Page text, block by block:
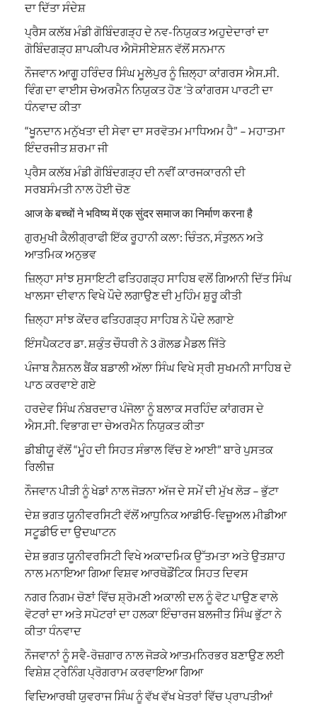
ਦਾ ਦਿੱਤਾ ਸੰਦੇਸ਼
ਪ੍ਰੈਸ ਕਲੱਬ ਮੰਡੀ ਗੋਬਿੰਦਗੜ੍ਹ ਦੇ ਨਵ-ਨਿਯੁਕਤ ਅਹੁਦੇਦਾਰਾਂ ਦਾ
ਗੋਬਿੰਦਗੜ੍ਹ ਸ਼ਾਪਕੀਪਰ ਐਸੋਸੀਏਸ਼ਨ ਵੱਲੋਂ ਸਨਮਾਨ
ਨੌਜਵਾਨ ਆਗੂ ਹਰਿੰਦਰ ਸਿੰਘ ਮੂਲੇਪੁਰ ਨੂੰ ਜ਼ਿਲ੍ਹਾ ਕਾਂਗਰਸ ਐਸ.ਸੀ.
ਵਿੰਗ ਦਾ ਵਾਈਸ ਚੇਅਰਮੈਨ ਨਿਯੁਕਤ ਹੋਣ ‘ਤੇ ਕਾਂਗਰਸ ਪਾਰਟੀ ਦਾ
ਧੰਨਵਾਦ ਕੀਤਾ
“ਖੂਨਦਾਨ ਮਨੁੱਖਤਾ ਦੀ ਸੇਵਾ ਦਾ ਸਰਵੋਤਮ ਮਾਧਿਅਮ ਹੈ” – ਮਹਾਤਮਾ
ਇੰਦਰਜੀਤ ਸ਼ਰਮਾ ਜੀ
ਪ੍ਰੈਸ ਕਲੱਬ ਮੰਡੀ ਗੋਬਿੰਦਗੜ੍ਹ ਦੀ ਨਵੀਂ ਕਾਰਜਕਾਰਨੀ ਦੀ
ਸਰਬਸੰਮਤੀ ਨਾਲ ਹੋਈ ਚੋਣ
आज के बच्चों ने भविष्य में एक सुंदर समाज का निर्माण करना है
ਗੁਰਮੁਖੀ ਕੈਲੀਗ੍ਰਾਫੀ ਇੱਕ ਰੂਹਾਨੀ ਕਲਾ: ਚਿੰਤਨ, ਸੰਤੁਲਨ ਅਤੇ
ਆਤਮਿਕ ਅਨੁਭਵ
ਜ਼ਿਲ੍ਹਾ ਸਾਂਝ ਸੁਸਾਇਟੀ ਫਤਿਹਗੜ੍ਹ ਸਾਹਿਬ ਵਲੋਂ ਗਿਆਨੀ ਦਿੱਤ ਸਿੰਘ
ਖਾਲਸਾ ਦੀਵਾਨ ਵਿਖੇ ਪੌਦੇ ਲਗਾਉਣ ਦੀ ਮੁਹਿੰਮ ਸ਼ੁਰੂ ਕੀਤੀ
ਜ਼ਿਲ੍ਹਾ ਸਾਂਝ ਕੇਂਦਰ ਫਤਿਹਗੜ੍ਹ ਸਾਹਿਬ ਨੇ ਪੌਦੇ ਲਗਾਏ
ਇੰਸਪੈਕਟਰ ਡਾ. ਸ਼ਕੁੰਤ ਚੌਧਰੀ ਨੇ 3 ਗੋਲਡ ਮੈਡਲ ਜਿੱਤੇ
ਪੰਜਾਬ ਨੈਸ਼ਨਲ ਬੈਂਕ ਬਡਾਲੀ ਅੱਲਾ ਸਿੰਘ ਵਿਖੇ ਸ੍ਰੀ ਸੁਖਮਨੀ ਸਾਹਿਬ ਦੇ
ਪਾਠ ਕਰਵਾਏ ਗਏ
ਹਰਦੇਵ ਸਿੰਘ ਨੰਬਰਦਾਰ ਪੰਜੋਲਾ ਨੂੰ ਬਲਾਕ ਸਰਹਿੰਦ ਕਾਂਗਰਸ ਦੇ
ਐਸ.ਸੀ. ਵਿਭਾਗ ਦਾ ਚੇਅਰਮੈਨ ਨਿਯੁਕਤ ਕੀਤਾ
ਡੀਬੀਯੂ ਵੱਲੋਂ “ਮੂੰਹ ਦੀ ਸਿਹਤ ਸੰਭਾਲ ਵਿੱਚ ਏ ਆਈ” ਬਾਰੇ ਪੁਸਤਕ
ਰਿਲੀਜ਼
ਨੌਜਵਾਨ ਪੀੜੀ ਨੂੰ ਖੇਡਾਂ ਨਾਲ ਜੋੜਨਾ ਅੱਜ ਦੇ ਸਮੇਂ ਦੀ ਮੁੱਖ ਲੋੜ – ਭੁੱਟਾ
ਦੇਸ਼ ਭਗਤ ਯੂਨੀਵਰਸਿਟੀ ਵੱਲੋਂ ਆਧੁਨਿਕ ਆਡੀਓ-ਵਿਜ਼ੂਅਲ ਮੀਡੀਆ
ਸਟੂਡੀਓ ਦਾ ਉਦਘਾਟਨ
ਦੇਸ਼ ਭਗਤ ਯੂਨੀਵਰਸਿਟੀ ਵਿਖੇ ਅਕਾਦਮਿਕ ਉੱਤਮਤਾ ਅਤੇ ਉਤਸ਼ਾਹ
ਨਾਲ ਮਨਾਇਆ ਗਿਆ ਵਿਸ਼ਵ ਆਰਥੋਡੌਂਟਿਕ ਸਿਹਤ ਦਿਵਸ
ਨਗਰ ਨਿਗਮ ਚੋਣਾਂ ਵਿੱਚ ਸ਼੍ਰੋਮਣੀ ਅਕਾਲੀ ਦਲ ਨੂੰ ਵੋਟ ਪਾਉਣ ਵਾਲੇ
ਵੋਟਰਾਂ ਦਾ ਅਤੇ ਸਪੋਟਰਾਂ ਦਾ ਹਲਕਾ ਇੰਚਾਰਜ ਬਲਜੀਤ ਸਿੰਘ ਭੁੱਟਾ ਨੇ
ਕੀਤਾ ਧੰਨਵਾਦ
ਨੌਜਵਾਨਾਂ ਨੂੰ ਸਵੈ-ਰੋਜ਼ਗਾਰ ਨਾਲ ਜੋੜਕੇ ਆਤਮਨਿਰਭਰ ਬਣਾਉਣ ਲਈ
ਵਿਸ਼ੇਸ਼ ਟ੍ਰੇਨਿੰਗ ਪ੍ਰੋਗਰਾਮ ਕਰਵਾਇਆ ਗਿਆ
ਵਿਦਿਆਰਥੀ ਯੁਵਰਾਜ ਸਿੰਘ ਨੂੰ ਵੱਖ ਵੱਖ ਖੇਤਰਾਂ ਵਿੱਚ ਪ੍ਰਾਪਤੀਆਂ